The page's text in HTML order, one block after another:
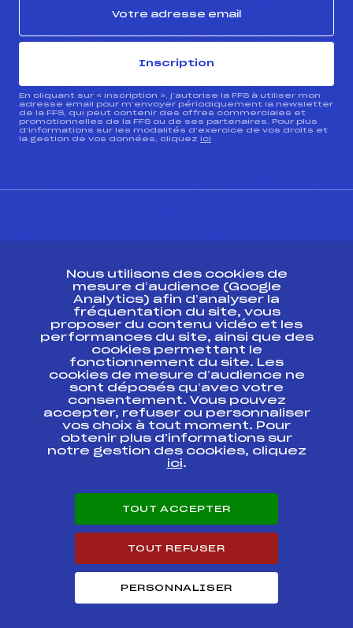
Inscription
En cliquant sur « inscription », j’autorise la FFS à utiliser mon
adresse email pour m’envoyer périodiquement la newsletter
de la FFS, qui peut contenir des offres commerciales et
promotionnelles de la FFS ou de ses partenaires. Pour plus
d’informations sur les modalités d’exercice de vos droits et
la gestion de vos données, cliquez ici
Ressources
Pass’Neige
Projet sportif fédéral
Projet de performance fédéral
Antidopage
Pôle Développement, Formation, Suivi
Scientifique
Listes ministérielles
Pôle vie de l’athlète
Enseignement professionnel
Carrières
Nous utilisons des cookies de
mesure d’audience (Google
Analytics) afin d’analyser la
fréquentation du site, vous
proposer du contenu vidéo et les
performances du site, ainsi que des
cookies permettant le
fonctionnement du site. Les
cookies de mesure d’audience ne
sont déposés qu’avec votre
consentement. Vous pouvez
accepter, refuser ou personnaliser
vos choix à tout moment. Pour
obtenir plus d'informations sur
notre gestion des cookies, cliquez
ici.
TOUT ACCEPTER
TOUT REFUSER
PERSONNALISER